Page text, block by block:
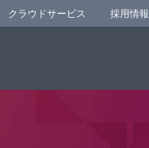
クラウドサービス 採用情報